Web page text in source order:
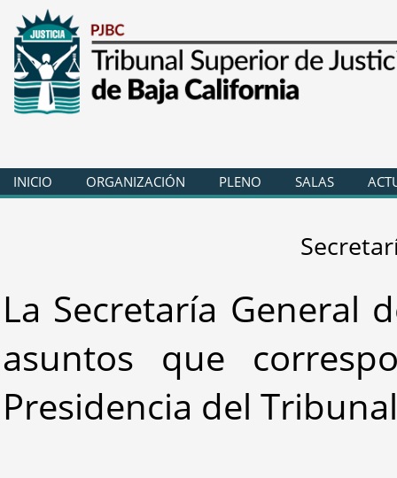
INICIO ORGANIZACIÓN PLENO SALAS
La Secretaría General
asuntos que
Presidencia del